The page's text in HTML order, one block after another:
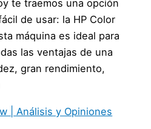
te traemos una opción
de usar: la HP Color
máquina es ideal para
las ventajas de una
gran rendimiento,
| Análisis y Opiniones